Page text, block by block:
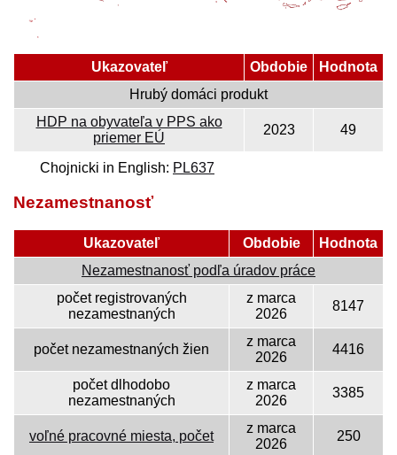
Ukazovateľ Obdobie
Hodnota
Hrubý domáci produkt
HDP na obyvateľa v PPS ako
priemer EÚ
2023 49
Chojnicki in English: PL637
Nezamestnanosť
Ukazovateľ Obdobie
Hodnota
Nezamestnanosť podľa úradov práce
počet registrovaných
nezamestnaných
z marca
2026
8147
počet nezamestnaných žien
z marca
2026
4416
počet dlhodobo
nezamestnaných
z marca
2026
3385
voľné pracovné miesta, počet
z marca
2026
250